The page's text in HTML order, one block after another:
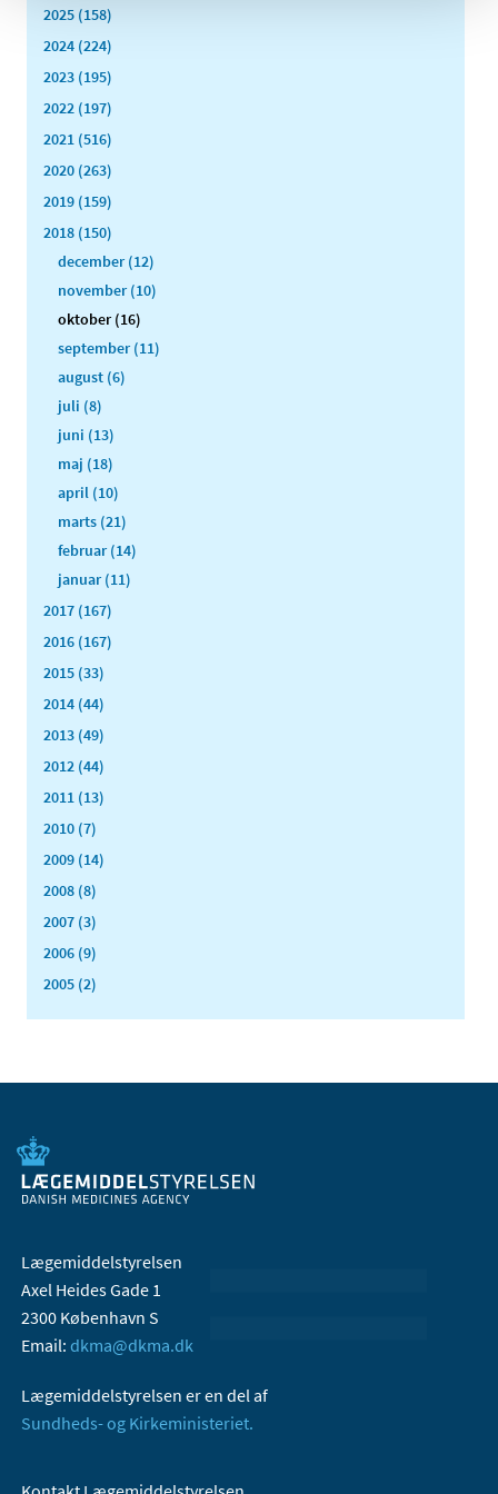
2025 (158)
2024 (224)
2023 (195)
2022 (197)
2021 (516)
2020 (263)
2019 (159)
2018 (150)
december (12)
november (10)
oktober (16)
september (11)
august (6)
juli (8)
juni (13)
maj (18)
april (10)
marts (21)
februar (14)
januar (11)
2017 (167)
2016 (167)
2015 (33)
2014 (44)
2013 (49)
2012 (44)
2011 (13)
2010 (7)
2009 (14)
2008 (8)
2007 (3)
2006 (9)
2005 (2)
Lægemiddelstyrelsen
Axel Heides Gade 1
2300 København S
Email: dkma@dkma.dk
Lægemiddelstyrelsen er en del af
Sundheds- og Kirkeministeriet.